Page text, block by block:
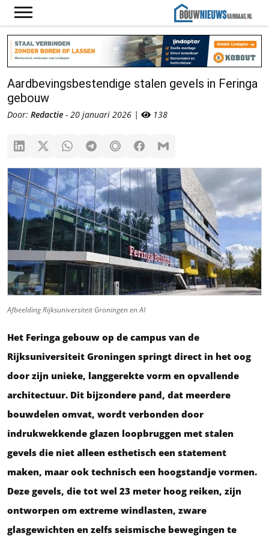
Aardbevingsbestendige stalen gevels in Feringa
gebouw
Door: Redactie - 20 januari 2026 | 138
Afbeelding Rijksuniversiteit Groningen en AI
Het Feringa gebouw op de campus van de
Rijksuniversiteit Groningen springt direct in het oog
door zijn unieke, langgerekte vorm en opvallende
architectuur. Dit bijzondere pand, dat meerdere
bouwdelen omvat, wordt verbonden door
indrukwekkende glazen loopbruggen met stalen
gevels die niet alleen esthetisch een statement
maken, maar ook technisch een hoogstandje vormen.
Deze gevels, die tot wel 23 meter hoog reiken, zijn
ontworpen om extreme windlasten, zware
glasgewichten en zelfs seismische bewegingen te